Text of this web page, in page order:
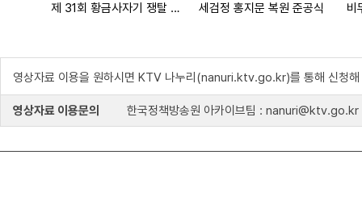
제 31회 황금사자기 쟁탈 전국지구별 초청 고교야구 세검정 홍지문 복원 준공식
영상자료 이용을 원하시면 KTV 나누리(nanuri.ktv.go.kr)를 통해 신청해
영상자료 이용문의 한국정책방송원 아카이브팀 : nanuri@ktv.go.kr